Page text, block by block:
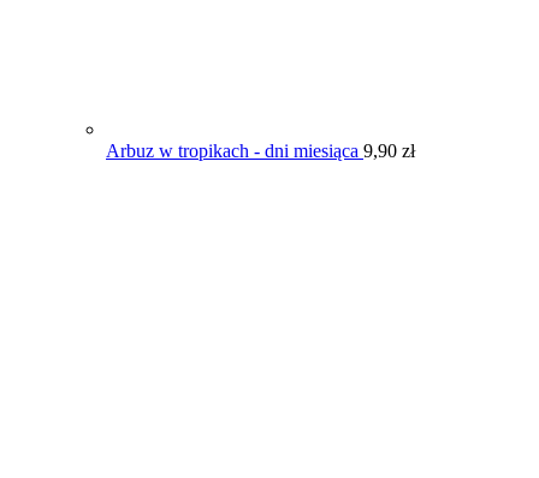
Arbuz w tropikach - dni miesiąca 9,90 zł